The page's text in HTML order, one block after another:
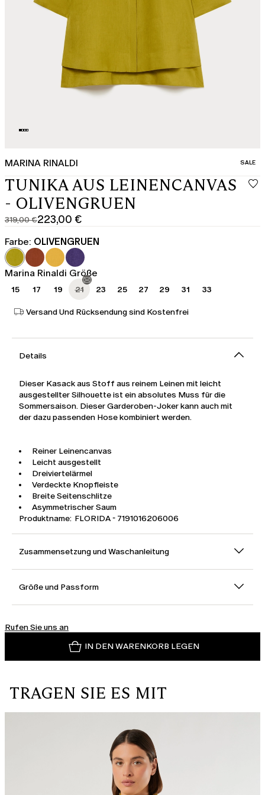
MARINA RINALDI SALE
TUNIKA AUS LEINENCANVAS
- OLIVENGRUEN
319,00 €
Ursprünglicher
Preis
319,00
€
223,00 €
Aktueller
Preis
223,00
€
Farbe: OLIVENGRUEN
Marina Rinaldi Größe
15 17 19 21 23 25 27 29 31 33
Versand Und Rücksendung sind Kostenfrei
Details
Dieser Kasack aus Stoff aus reinem Leinen mit leicht
ausgestellter Silhouette ist ein absolutes Muss für die
Sommersaison. Dieser Garderoben-Joker kann auch mit
der dazu passenden Hose kombiniert werden.
Reiner Leinencanvas
Leicht ausgestellt
Dreiviertelärmel
Verdeckte Knopfleiste
Breite Seitenschlitze
Asymmetrischer Saum
Produktname: FLORIDA - 7191016206006
Zusammensetzung und Waschanleitung
Größe und Passform
Rufen Sie uns an
IN DEN WARENKORB LEGEN
TRAGEN SIE ES MIT